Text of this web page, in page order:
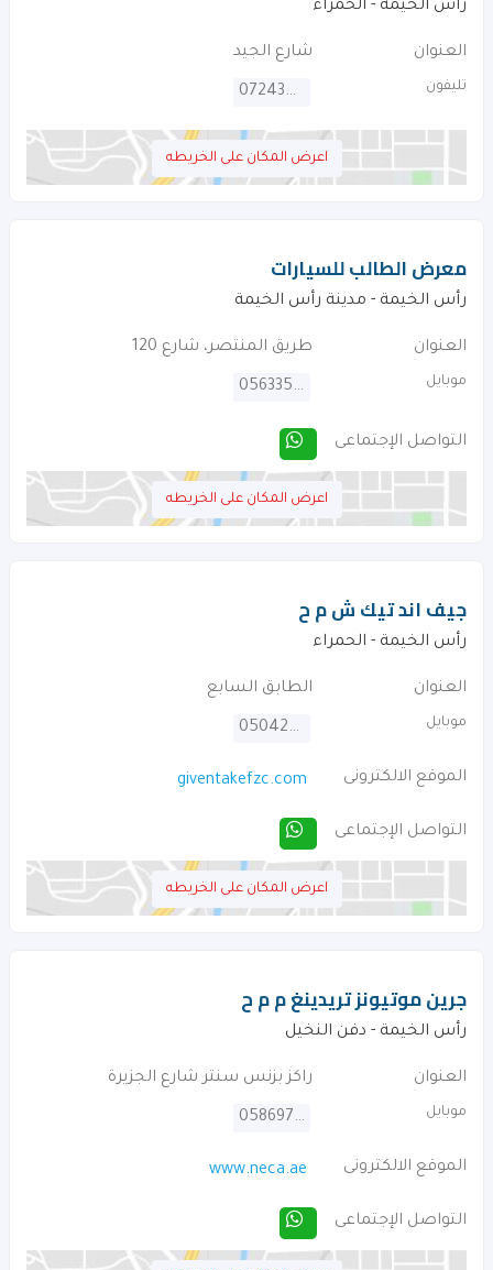
رأس الخيمة - الحمراء
العنوان شارع الجيد
تليفون 072434911
اعرض المكان على الخريطه
معرض الطالب للسيارات
رأس الخيمة - مدينة رأس الخيمة
العنوان طريق المنتصر، شارع 120
موبايل 0563352223
التواصل الإجتماعى
اعرض المكان على الخريطه
جيف اند تيك ش م ح
رأس الخيمة - الحمراء
العنوان الطابق السابع
موبايل 0504295299
الموقع الالكترونى giventakefzc.com
التواصل الإجتماعى
اعرض المكان على الخريطه
جرين موتيونز تريدينغ م م ح
رأس الخيمة - دفن النخيل
العنوان راكز بزنس سنتر شارع الجزيرة
موبايل 0586970080
الموقع الالكترونى www.neca.ae
التواصل الإجتماعى